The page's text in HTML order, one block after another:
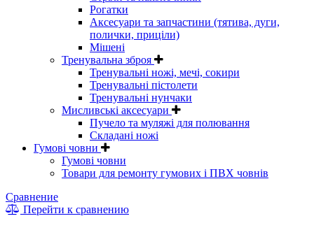
Рогатки
Аксесуари та запчастини (тятива, дуги,
полички, приціли)
Мішені
Тренувальна зброя
Тренувальні ножі, мечі, сокири
Тренувальні пістолети
Тренувальні нунчаки
Мисливські аксесуари
Пучело та муляжі для полювання
Складані ножі
Гумові човни
Гумові човни
Товари для ремонту гумових і ПВХ човнів
Сравнение
Перейти к сравнению